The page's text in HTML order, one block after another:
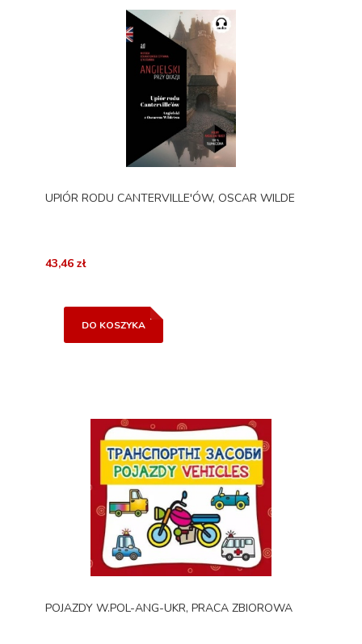
UPIÓR RODU CANTERVILLE'ÓW, OSCAR WILDE
43,46 zł
DO KOSZYKA
POJAZDY W.POL-ANG-UKR, PRACA ZBIOROWA